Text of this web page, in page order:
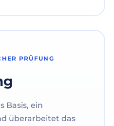
PRÜFUNG
Basis, ein
überarbeitet das